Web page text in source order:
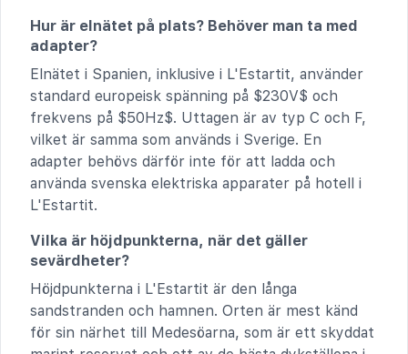
Hur är elnätet på plats? Behöver man ta med
adapter?
Elnätet i Spanien, inklusive i L'Estartit, använder
standard europeisk spänning på $230V$ och
frekvens på $50Hz$. Uttagen är av typ C och F,
vilket är samma som används i Sverige. En
adapter behövs därför inte för att ladda och
använda svenska elektriska apparater på hotell i
L'Estartit.
Vilka är höjdpunkterna, när det gäller
sevärdheter?
Höjdpunkterna i L'Estartit är den långa
sandstranden och hamnen. Orten är mest känd
för sin närhet till Medesöarna, som är ett skyddat